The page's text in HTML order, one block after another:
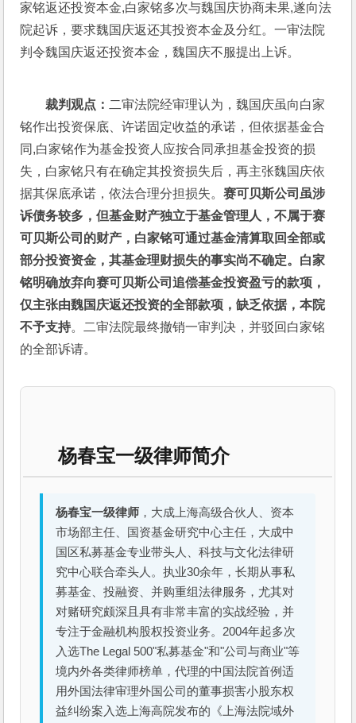
家铭返还投资本金,白家铭多次与魏国庆协商未果,遂向法
院起诉，要求魏国庆返还其投资本金及分红。一审法院
判令魏国庆返还投资本金，魏国庆不服提出上诉。
裁判观点： 二审法院经审理认为，魏国庆虽向白家
铭作出投资保底、许诺固定收益的承诺，但依据基金合
同,白家铭作为基金投资人应按合同承担基金投资的损
失，白家铭只有在确定其投资损失后，再主张魏国庆依
据其保底承诺，依法合理分担损失。赛可贝斯公司虽涉
诉债务较多，但基金财产独立于基金管理人，不属于赛
可贝斯公司的财产，白家铭可通过基金清算取回全部或
部分投资资金，其基金理财损失的事实尚不确定。白家
铭明确放弃向赛可贝斯公司追偿基金投资盈亏的款项，
仅主张由魏国庆返还投资的全部款项，缺乏依据，本院
不予支持。二审法院最终撤销一审判决，并驳回白家铭
的全部诉请。
杨春宝一级律师简介
杨春宝一级律师 ，大成上海高级合伙人、资本
市场部主任、国资基金研究中心主任，大成中
国区私募基金专业带头人、科技与文化法律研
究中心联合牵头人。执业30余年，长期从事私
募基金、投融资、并购重组法律服务，尤其对
对赌研究颇深且具有非常丰富的实战经验，并
专注于金融机构股权投资业务。2004年起多次
入选The Legal 500"私募基金"和"公司与商业"等
境内外各类律师榜单，代理的中国法院首例适
用外国法律审理外国公司的董事损害小股东权
益纠纷案入选上海高院发布的《上海法院域外